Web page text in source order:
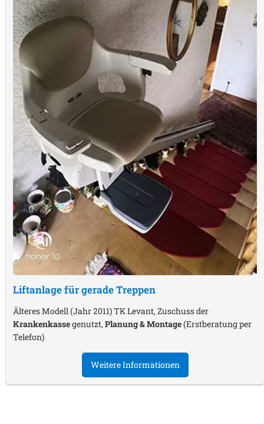
Liftanlage für gerade Treppen
Älteres Modell (Jahr 2011) TK Levant, Zuschuss der
Krankenkassegenutzt,Planung & Montage(Erstberatung per
Telefon)
Weitere Informationen